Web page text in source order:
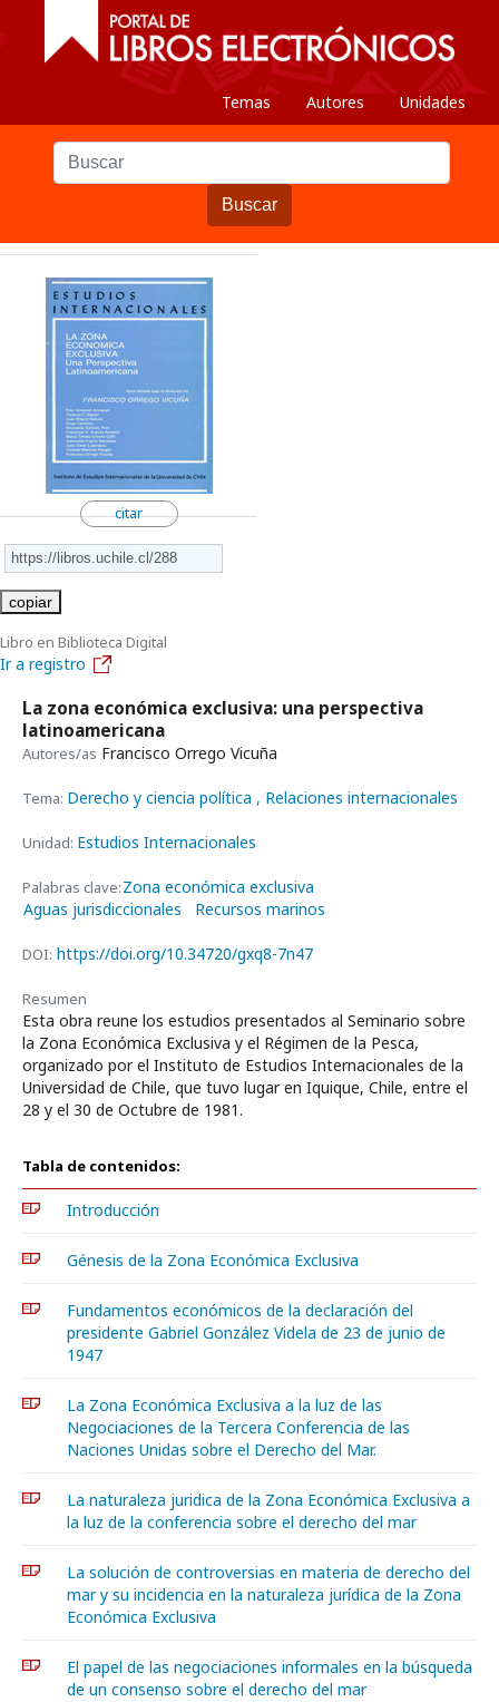
Temas Autores Unidades
Buscar
citar
copiar
Libro en Biblioteca Digital
Ir a registro
La zona económica exclusiva: una perspectiva
latinoamericana
Autores/as Francisco Orrego Vicuña
Tema: Derecho y ciencia política , Relaciones internacionales
Unidad: Estudios Internacionales
Palabras clave:Zona económica exclusiva
Aguas jurisdiccionales
Recursos marinos
DOI: https://doi.org/10.34720/gxq8-7n47
Resumen
Esta obra reune los estudios presentados al Seminario sobre
la Zona Económica Exclusiva y el Régimen de la Pesca,
organizado por el Instituto de Estudios Internacionales de la
Universidad de Chile, que tuvo lugar en Iquique, Chile, entre el
28 y el 30 de Octubre de 1981.
Tabla de contenidos:
Introducción
Génesis de la Zona Económica Exclusiva
Fundamentos económicos de la declaración del
presidente Gabriel González Videla de 23 de junio de
1947
La Zona Económica Exclusiva a la luz de las
Negociaciones de la Tercera Conferencia de las
Naciones Unidas sobre el Derecho del Mar.
La naturaleza juridica de la Zona Económica Exclusiva a
la luz de la conferencia sobre el derecho del mar
La solución de controversias en materia de derecho del
mar y su incidencia en la naturaleza jurídica de la Zona
Económica Exclusiva
El papel de las negociaciones informales en la búsqueda
de un consenso sobre el derecho del mar